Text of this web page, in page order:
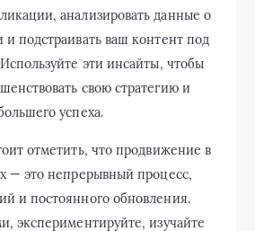
анализировать данные о
подстраивать ваш контент под
эти инсайты, чтобы
свою стратегию и
успеха.
отметить, что продвижение в
— это непрерывный процесс,
и постоянного обновления.
экспериментируйте, изучайте